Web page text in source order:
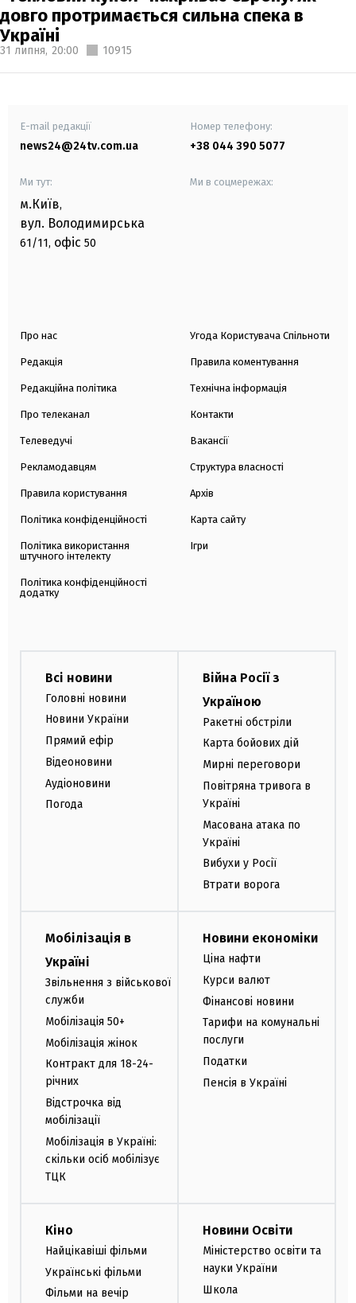
довго протримається сильна спека в
Україні
31 липня, 20:00 10915
E-mail редакції
news24@24tv.com.ua
Номер телефону:
+38 044 390 5077
Ми тут:
м.Київ,
вул. Володимирська
61/11, офіс 50
Ми в соцмережах:
Про нас
Редакція
Редакційна політика
Про телеканал
Телеведучі
Рекламодавцям
Правила користування
Політика конфіденційності
Політика використання
штучного інтелекту
Політика конфіденційності
додатку
Угода Користувача Спільноти
Правила коментування
Технічна інформація
Контакти
Вакансії
Структура власності
Архів
Карта сайту
Ігри
Всі новини
Головні новини
Новини України
Прямий ефір
Відеоновини
Аудіоновини
Погода
Війна Росії з
Україною
Ракетні обстріли
Карта бойових дій
Мирні переговори
Повітряна тривога в
Україні
Масована атака по
Україні
Вибухи у Росії
Втрати ворога
Мобілізація в
Україні
Звільнення з військової
служби
Мобілізація 50+
Мобілізація жінок
Контракт для 18-24-
річних
Відстрочка від
мобілізації
Мобілізація в Україні:
скільки осіб мобілізує
ТЦК
Новини економіки
Ціна нафти
Курси валют
Фінансові новини
Тарифи на комунальні
послуги
Податки
Пенсія в Україні
Кіно
Найцікавіші фільми
Українські фільми
Фільми на вечір
Новини Освіти
Міністерство освіти та
науки України
Школа